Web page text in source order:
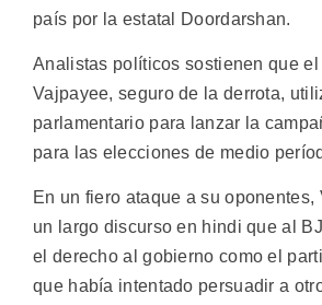
país por la estatal Doordarshan.
Analistas políticos sostienen que
Vajpayee, seguro de la derrota,
parlamentario para lanzar la
para las elecciones de medio
En un fiero ataque a su oponentes,
un largo discurso en hindi que al
el derecho al gobierno como el
que había intentado persuadir a